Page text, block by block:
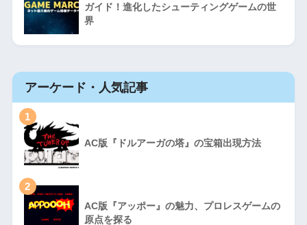
ガイド！進化したシューティングゲームの世
界
アーケード・人気記事
1
AC版『ドルアーガの塔』の宝箱出現方法
2
AC版『アッポー』の魅力、プロレスゲームの
原点を探る